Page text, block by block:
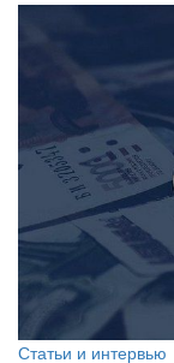
Статьи и интервью